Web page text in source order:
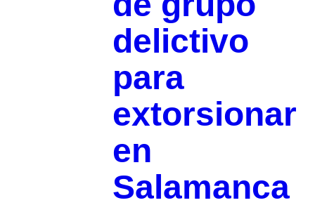
delictivo
para
extorsionar
en
Salamanca